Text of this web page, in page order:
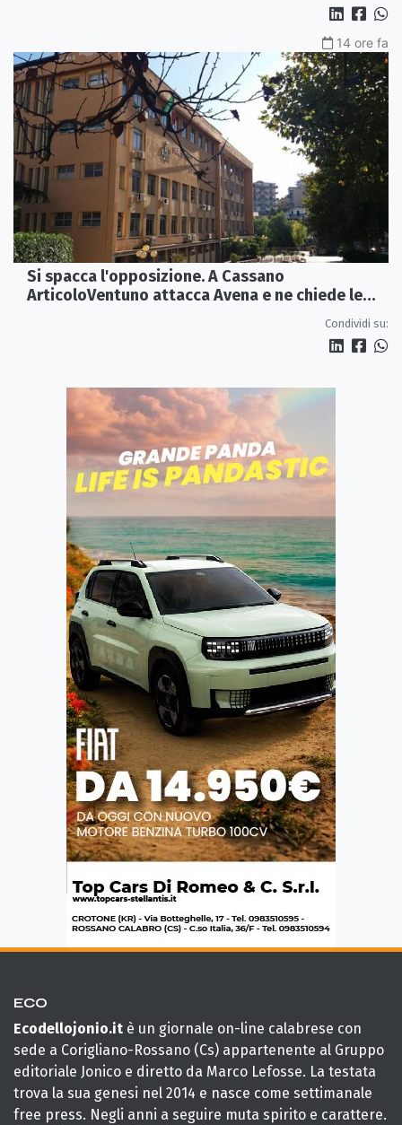
14 ore fa
Si spacca l'opposizione. A Cassano
ArticoloVentuno attacca Avena e ne chiede le
Condividi su:
ECO
Ecodellojonio.it è un giornale on-line calabrese con
sede a Corigliano-Rossano (Cs) appartenente al Gruppo
editoriale Jonico e diretto da Marco Lefosse. La testata
trova la sua genesi nel 2014 e nasce come settimanale
free press. Negli anni a seguire muta spirito e carattere.